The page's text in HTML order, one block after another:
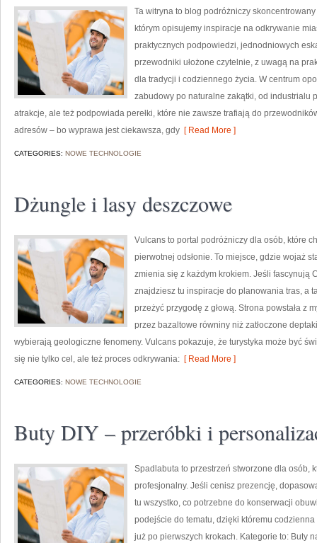
Ta witryna to blog podróżniczy
którym opisujemy inspiracje na odkrywanie
praktycznych podpowiedzi, jednodniowych
przewodniki ułożone czytelnie, z uwagą na
dla tradycji i codziennego życia. W centrum
zabudowy po naturalne zakątki, od industrialu
atrakcje, ale też podpowiada perełki, które nie zawsze trafiają do
adresów – bo wyprawa jest ciekawsza, gdy [ Read More ]
CATEGORIES: NOWE TECHNOLOGIE
Dżungle i lasy deszczowe
Vulcans to portal podróżniczy dla osób, które
pierwotnej odsłonie. To miejsce, gdzie wojaż
zmienia się z każdym krokiem. Jeśli fascynują
znajdziesz tu inspiracje do planowania tras, a
przeżyć przygodę z głową. Strona powstała z
przez bazaltowe równiny niż zatłoczone
wybierają geologiczne fenomeny. Vulcans pokazuje, że turystyka może być
się nie tylko cel, ale też proces odkrywania: [ Read More ]
CATEGORIES: NOWE TECHNOLOGIE
Buty DIY – przeróbki i
Spadlabuta to przestrzeń stworzone dla osób,
profesjonalny. Jeśli cenisz prezencję,
tu wszystko, co potrzebne do konserwacji
podejście do tematu, dzięki któremu
już po pierwszych krokach. Kategorie to: Buty